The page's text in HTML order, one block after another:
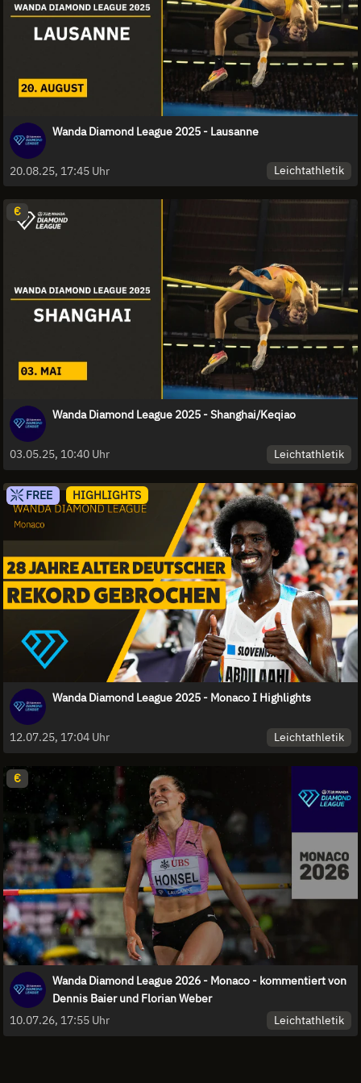
Wanda Diamond League 2025 - Lausanne
20.08.25, 17:45 Uhr Leichtathletik
€
Wanda Diamond League 2025 - Shanghai/Keqiao
03.05.25, 10:40 Uhr Leichtathletik
FREE HIGHLIGHTS
Wanda Diamond League 2025 - Monaco I Highlights
12.07.25, 17:04 Uhr Leichtathletik
€
Wanda Diamond League 2026 - Monaco - kommentiert von
Dennis Baier und Florian Weber
10.07.26, 17:55 Uhr
Leichtathletik